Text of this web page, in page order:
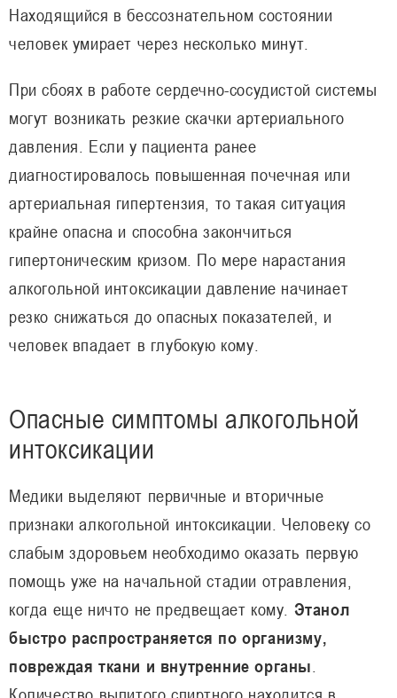
Находящийся в бессознательном состоянии
человек умирает через несколько минут.
При сбоях в работе сердечно-сосудистой системы
могут возникать резкие скачки артериального
давления. Если у пациента ранее
диагностировалось повышенная почечная или
артериальная гипертензия, то такая ситуация
крайне опасна и способна закончиться
гипертоническим кризом. По мере нарастания
алкогольной интоксикации давление начинает
резко снижаться до опасных показателей, и
человек впадает в глубокую кому.
Опасные симптомы алкогольной
интоксикации
Медики выделяют первичные и вторичные
признаки алкогольной интоксикации. Человеку со
слабым здоровьем необходимо оказать первую
помощь уже на начальной стадии отравления,
когда еще ничто не предвещает кому. Этанол
быстро распространяется по организму,
повреждая ткани и внутренние органы